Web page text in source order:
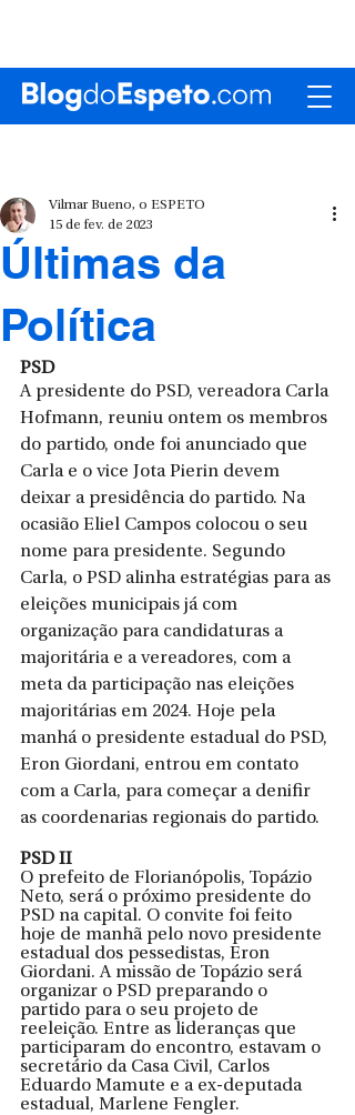
Últimas da
Política
Vilmar Bueno, o ESPETO
15 de fev. de 2023
PSD
A presidente do PSD, vereadora Carla
Hofmann, reuniu ontem os membros
do partido, onde foi anunciado que
Carla e o vice Jota Pierin devem
deixar a presidência do partido. Na
ocasião Eliel Campos colocou o seu
nome para presidente. Segundo
Carla, o PSD alinha estratégias para as
eleições municipais já com
organização para candidaturas a
majoritária e a vereadores, com a
meta da participação nas eleições
majoritárias em 2024. Hoje pela
manhá o presidente estadual do PSD,
Eron Giordani, entrou em contato
com a Carla, para começar a denifir
as coordenarias regionais do partido.
PSD II
O prefeito de Florianópolis, Topázio
Neto, será o próximo presidente do
PSD na capital. O convite foi feito
hoje de manhã pelo novo presidente
estadual dos pessedistas, Eron
Giordani. A missão de Topázio será
organizar o PSD preparando o
partido para o seu projeto de
reeleição. Entre as lideranças que
participaram do encontro, estavam o
secretário da Casa Civil, Carlos
Eduardo Mamute e a ex-deputada
estadual, Marlene Fengler.